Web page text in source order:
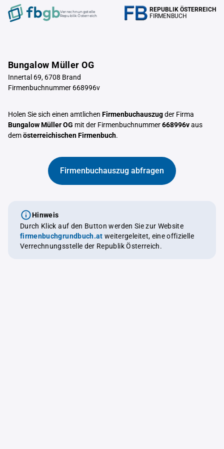
Verrechnungstelle
Republik Österreich
REPUBLIK ÖSTERREICH
FIRMENBUCH
Bungalow Müller OG
Innertal 69, 6708 Brand
Firmenbuchnummer 668996v
Holen Sie sich einen amtlichen Firmenbuchauszugder Firma
Bungalow Müller OG mit der Firmenbuchnummer668996vaus
demösterreichischen Firmenbuch.
Firmenbuchauszug abfragen
Hinweis
Durch Klick auf den Button werden Sie zur Website
firmenbuchgrundbuch.at weitergeleitet, eine offizielle
Verrechnungsstelle der Republik Österreich.